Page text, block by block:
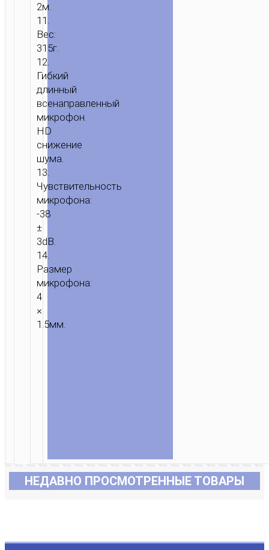
2м.
11.
Вес:
315г.
12.
Гибкий
длинный
всенаправленный
микрофон.
HD
снижение
шума.
13.
Чувствительность
микрофона:
-38
±
3dB.
14.
Размер
микрофона:
4
×
1.5мм.
НЕДАВНО ПРОСМОТРЕННЫЕ ТОВАРЫ